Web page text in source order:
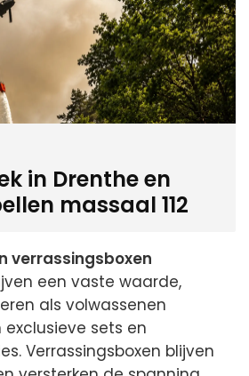
in Drenthe en
massaal 112
verrassingsboxen
een vaste waarde,
als volwassenen
sets en
Verrassingsboxen blijven